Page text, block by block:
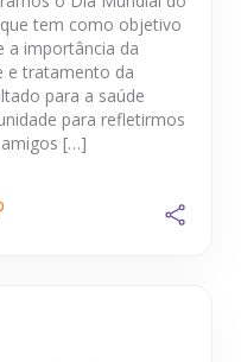
tem como objetivo
a importância da
e tratamento da
para a saúde
para refletirmos
[…]